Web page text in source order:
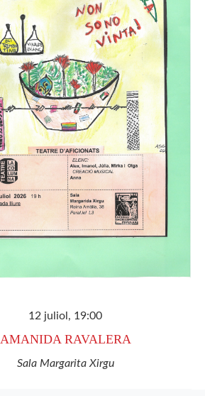
12 juliol, 19:00
AMANIDA RAVALERA
Sala Margarita Xirgu